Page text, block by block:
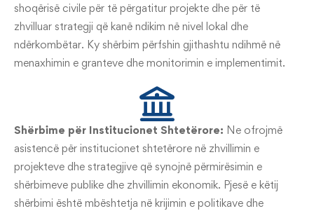
shoqërisë civile për të përgatitur projekte dhe për të
zhvilluar strategji që kanë ndikim në nivel lokal dhe
ndërkombëtar. Ky shërbim përfshin gjithashtu ndihmë në
menaxhimin e granteve dhe monitorimin e implementimit.
Shërbime për Institucionet Shtetërore: Ne ofrojmë
asistencë për institucionet shtetërore në zhvillimin e
projekteve dhe strategjive që synojnë përmirësimin e
shërbimeve publike dhe zhvillimin ekonomik. Pjesë e këtij
shërbimi është mbështetja në krijimin e politikave dhe